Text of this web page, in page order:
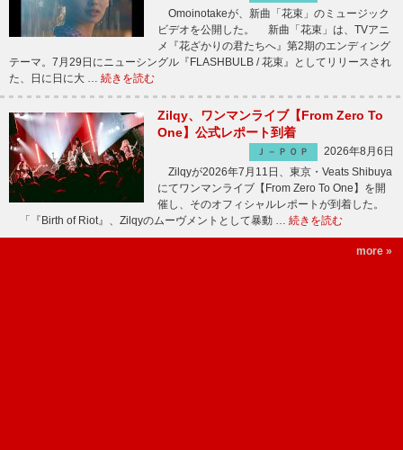
Omoinotakeが、新曲「花束」のミュージック
ビデオを公開した。 新曲「花束」は、TVアニ
メ『花ざかりの君たちへ』第2期のエンディング
テーマ。7月29日にニューシングル『FLASHBULB / 花束』としてリリースされ
た、日に日に大 … 続きを読む
Zilqy、ワンマンライブ【From Zero To
One】公式レポート到着
Ｊ－ＰＯＰ
2026年8月6日
Zilqyが2026年7月11日、東京・Veats Shibuya
にてワンマンライブ【From Zero To One】を開
催し、そのオフィシャルレポートが到着した。
「『Birth of Riot』、Zilqyのムーヴメントとして暴動 … 続きを読む
more »